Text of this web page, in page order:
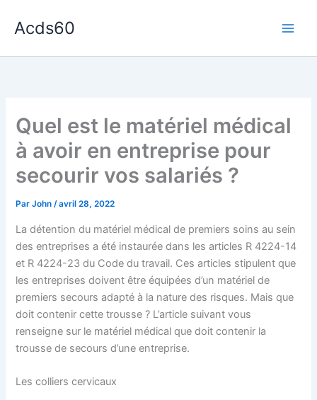
Acds60
Quel est le matériel médical
à avoir en entreprise pour
secourir vos salariés ?
ParJohn/avril 28, 2022
La détention du matériel médical de premiers soins au sein
des entreprises a été instaurée dans les articles R 4224-14
et R 4224-23 du Code du travail. Ces articles stipulent que
les entreprises doivent être équipées d’un matériel de
premiers secours adapté à la nature des risques. Mais que
doit contenir cette trousse ? L’article suivant vous
renseigne sur le matériel médical que doit contenir la
trousse de secours d’une entreprise.
Les colliers cervicaux